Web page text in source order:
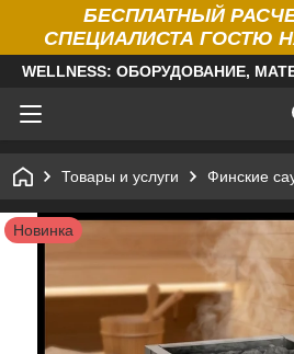
БЕСПЛАТНЫЙ
СПЕЦИАЛИСТА ГОСТЮ
WELLNESS: ОБОРУДОВАНИЕ,
Товары и услуги Финские
Новинка